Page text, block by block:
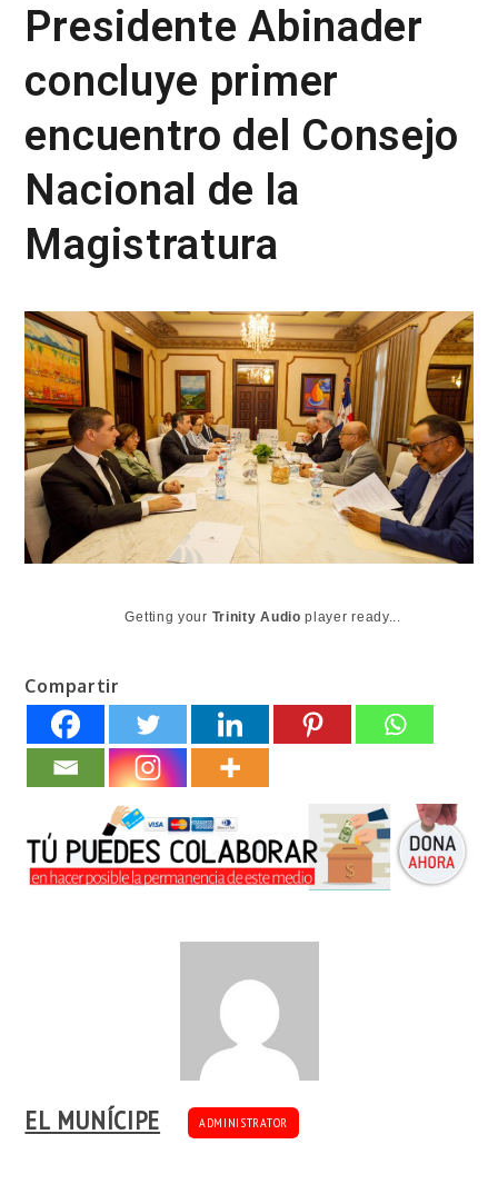
Presidente Abinader
concluye primer
encuentro del Consejo
Nacional de la
Magistratura
Getting your Trinity Audio player ready...
Compartir
EL MUNÍCIPE ADMINISTRATOR